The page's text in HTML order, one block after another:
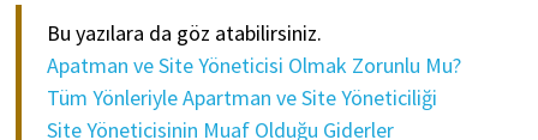
Bu yazılara da göz atabilirsiniz.
Apatman ve Site Yöneticisi Olmak Zorunlu Mu?
Tüm Yönleriyle Apartman ve Site Yöneticiliği
Site Yöneticisinin Muaf Olduğu Giderler